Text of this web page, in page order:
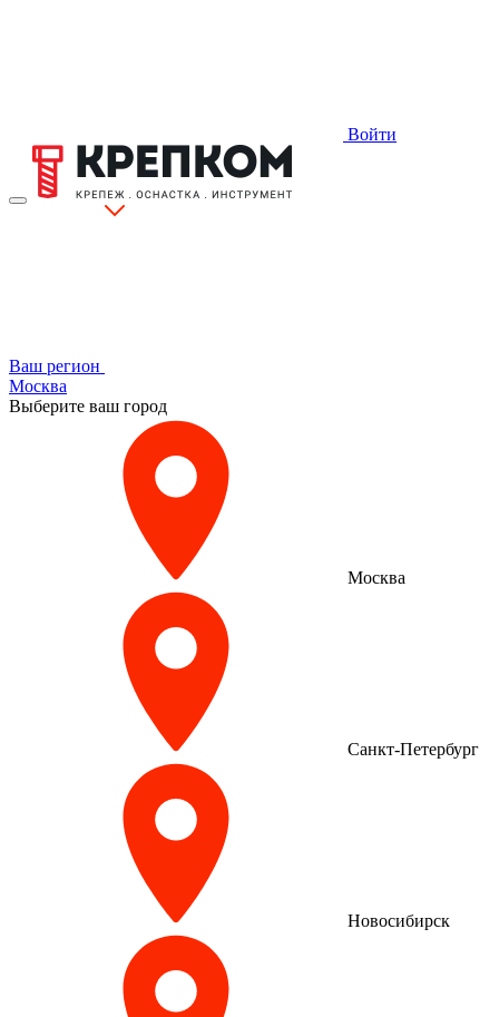
Войти
Ваш регион
Москва
Выберите ваш город
Москва
Санкт-Петербург
Новосибирск